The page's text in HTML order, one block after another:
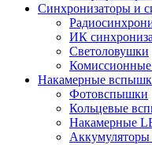
Синхронизаторы и
ИК
Светоловушки
Накамерные
Фотовспышки
Кольцевые
Накамерные